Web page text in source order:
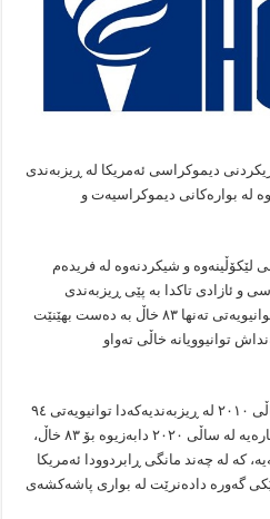
دیموكراسی ئەمریكا لە ڕیزبەندی
لە بوارەكانی دیموكراسیەت و
و شیكردنەوە لە فریدەم
و ئازادی تاكدا بە پێی ڕیزبەندی
وڵاتەكان لە كۆی ١٠٠ خاڵ ئەمریكا توانیویەتی تەنها ٨٣ خاڵ بە دەست بهێنێت
توانیوویانە خاڵی تەواو
ئەوەشی ئاشكراكرد، ئەمریكا لە ساڵی ٢٠١٠ لە ڕیزبەندیەكەدا توانیویەتی ٩٤
خاڵ بە دەست بهێنێت، بەڵام ئەو ژمارەیە لە ساڵی ٢٠٢٠ دابەزیوە بۆ ٨٣ خاڵ،
كە لە چەند مانگی ڕابردوودا ئەمریكا
گەورە دادەنرێت لە بواری پاشەكشەی